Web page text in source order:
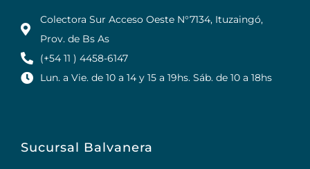
Colectora Sur Acceso Oeste N°7134, Ituzaingó,
Prov. de Bs As
(+54 11 ) 4458-6147
Lun. a Vie. de 10 a 14 y 15 a 19hs. Sáb. de 10 a 18hs
Sucursal Balvanera